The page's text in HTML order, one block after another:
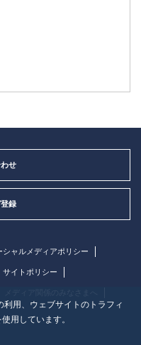
せ
録
シャルメディアポリシー
サイトポリシー
用、ウェブサイトのトラフィ
用しています。